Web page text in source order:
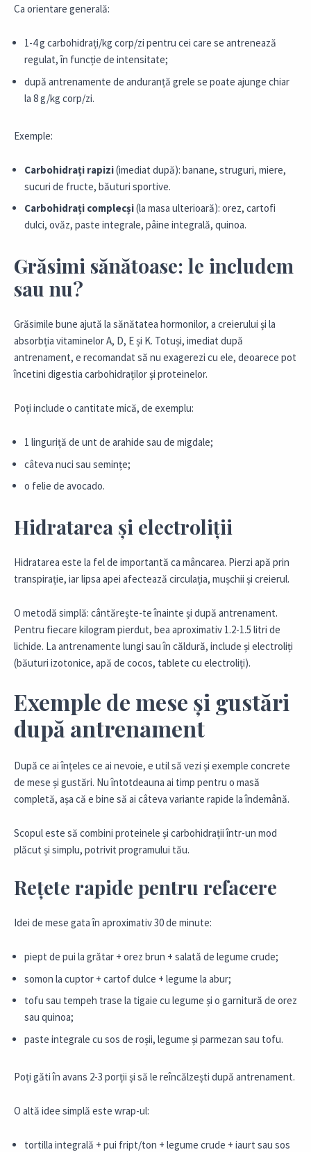
Ca orientare generală:
1-4 g carbohidrați/kg corp/zi pentru cei care se antrenează
regulat, în funcție de intensitate;
după antrenamente de anduranță grele se poate ajunge chiar
la 8 g/kg corp/zi.
Exemple:
Carbohidrați rapizi(imediat după): banane, struguri, miere,
sucuri de fructe, băuturi sportive.
Carbohidrați complecși(la masa ulterioară): orez, cartofi
dulci, ovăz, paste integrale, pâine integrală, quinoa.
Grăsimi sănătoase: le includem
sau nu?
Grăsimile bune ajută la sănătatea hormonilor, a creierului și la
absorbția vitaminelor A, D, E și K. Totuși, imediat după
antrenament, e recomandat să nu exagerezi cu ele, deoarece pot
încetini digestia carbohidraților și proteinelor.
Poți include o cantitate mică, de exemplu:
1 linguriță de unt de arahide sau de migdale;
câteva nuci sau semințe;
o felie de avocado.
Hidratarea și electroliții
Hidratarea este la fel de importantă ca mâncarea. Pierzi apă prin
transpirație, iar lipsa apei afectează circulația, mușchii și creierul.
O metodă simplă: cântărește-te înainte și după antrenament.
Pentru fiecare kilogram pierdut, bea aproximativ 1.2-1.5 litri de
lichide. La antrenamente lungi sau în căldură, include și electroliți
(băuturi izotonice, apă de cocos, tablete cu electroliți).
Exemple de mese și gustări
după antrenament
După ce ai înțeles ce ai nevoie, e util să vezi și exemple concrete
de mese și gustări. Nu întotdeauna ai timp pentru o masă
completă, așa că e bine să ai câteva variante rapide la îndemână.
Scopul este să combini proteinele și carbohidrații într-un mod
plăcut și simplu, potrivit programului tău.
Rețete rapide pentru refacere
Idei de mese gata în aproximativ 30 de minute:
piept de pui la grătar + orez brun + salată de legume crude;
somon la cuptor + cartof dulce + legume la abur;
tofu sau tempeh trase la tigaie cu legume și o garnitură de orez
sau quinoa;
paste integrale cu sos de roșii, legume și parmezan sau tofu.
Poți găti în avans 2-3 porții și să le reîncălzești după antrenament.
O altă idee simplă este wrap-ul:
tortilla integrală + pui fript/ton + legume crude + iaurt sau sos